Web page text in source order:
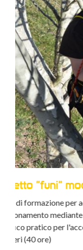
Corso di
e posizionamento